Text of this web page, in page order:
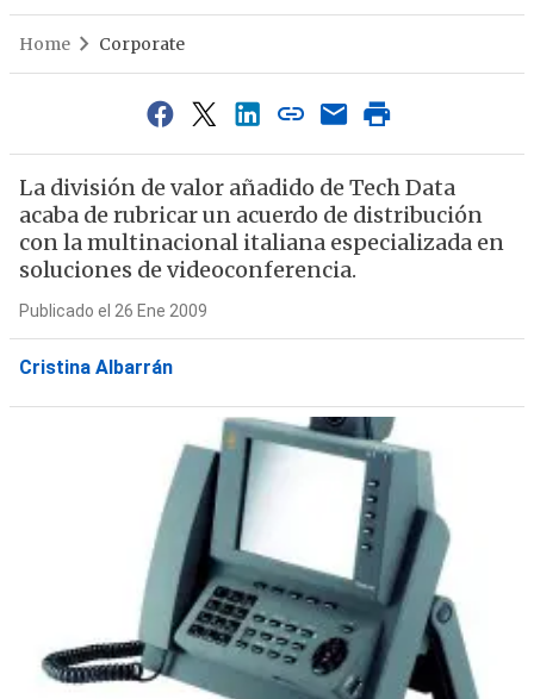
Home Corporate
La división de valor añadido de Tech Data
acaba de rubricar un acuerdo de distribución
con la multinacional italiana especializada en
soluciones de videoconferencia.
Publicado el 26 Ene 2009
Cristina Albarrán